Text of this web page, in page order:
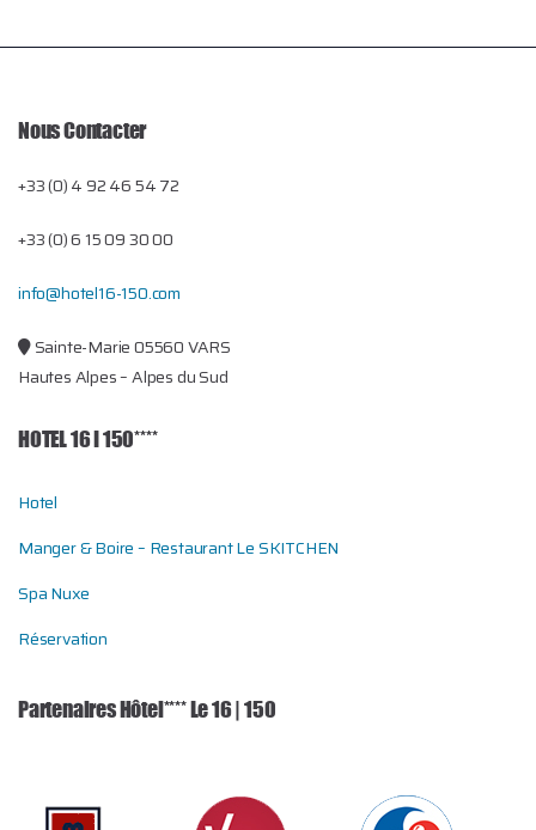
Nous Contacter
+33 (0) 4 92 46 54 72
+33 (0) 6 15 09 30 00
info@hotel16-150.com
Sainte-Marie 05560 VARS
Hautes Alpes – Alpes du Sud
HOTEL 16 I 150****
Hotel
Manger & Boire – Restaurant Le SKITCHEN
Spa Nuxe
Réservation
Partenaires Hôtel**** Le 16 | 150